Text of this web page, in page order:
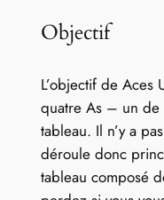
Objectif
L’objectif de Aces
quatre As – un
tableau. Il n’y a
déroule donc
tableau composé